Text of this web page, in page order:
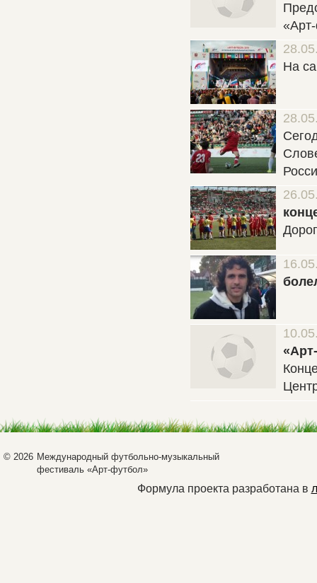
На
© 2026 Международный футбольно-музыкальный
фестиваль «Арт-футбол»
Формула проекта разработана в